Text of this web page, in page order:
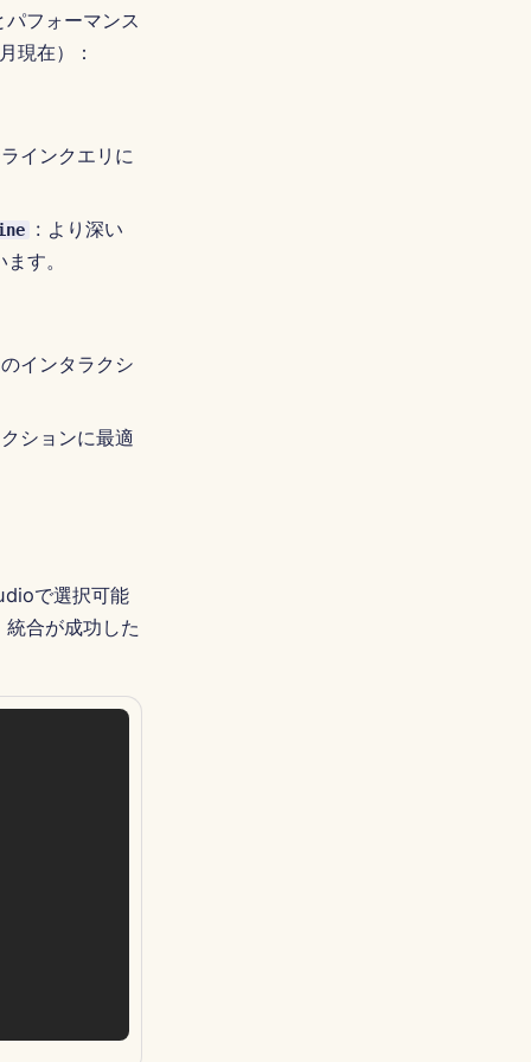
フォーマンス
現在）：
インクエリに
: より深い
す。
インタラクシ
ションに最適
で選択可能
合が成功した